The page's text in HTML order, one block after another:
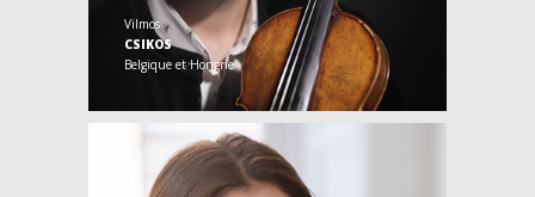
Vilmos
CSIKOS
Belgique et Hongrie